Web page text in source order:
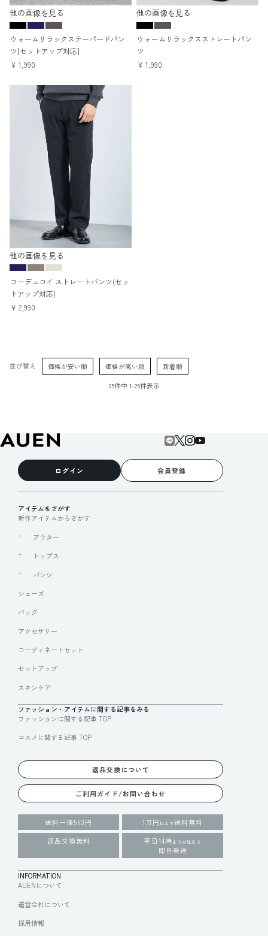
他の画像を見る
ウォームリラックステーパードパン
ツ[セットアップ対応]
¥ 1,990
他の画像を見る
ウォームリラックスストレートパン
ツ
¥ 1,990
他の画像を見る
コーデュロイ ストレートパンツ(セッ
トアップ対応)
¥ 2,990
並び替え 価格が安い順 価格が高い順
新着順
25件中 1-25件表示
ログイン 会員登録
アイテムをさがす
新作アイテムからさがす
アウター
トップス
パンツ
シューズ
バッグ
アクセサリー
コーディネートセット
セットアップ
スキンケア
ファッション・アイテムに関する記事をみる
ファッションに関する記事 TOP
コスメに関する記事 TOP
返品交換について
ご利用ガイド/お問い合わせ
送料一律550円 1万円 以上で送料無料
返品交換無料
平日14時 までの注文で
即日発送
INFORMATION
AUENについて
運営会社について
採用情報